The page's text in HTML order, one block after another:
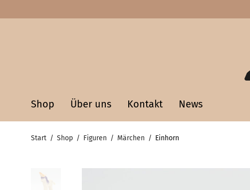
Shop Über uns Kontakt News
Start / Shop / Figuren / Märchen / Einhorn